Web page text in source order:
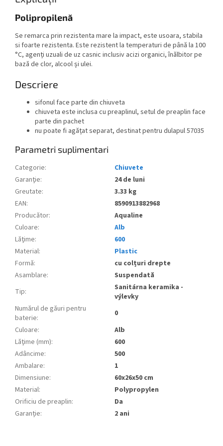
Polipropilenă
Se remarca prin rezistenta mare la impact, este usoara, stabila
si foarte rezistenta. Este rezistent la temperaturi de până la 100
°C, agenți uzuali de uz casnic inclusiv acizi organici, înălbitor pe
bază de clor, alcool și ulei.
Descriere
sifonul face parte din chiuveta
chiuveta este inclusa cu preaplinul, setul de preaplin face
parte din pachet
nu poate fi agățat separat, destinat pentru dulapul 57035
Parametri suplimentari
Categorie:
Chiuvete
Garanţie:
24 de luni
Greutate:
3.33 kg
EAN:
8590913882968
Producător:
Aqualine
Culoare:
Alb
Lăţime:
600
Material:
Plastic
Formă:
cu colțuri drepte
Asamblare:
Suspendată
Tip:
Sanitárna keramika -
výlevky
Numărul de găuri pentru
baterie:
0
Culoare:
Alb
Lăţime (mm):
600
Adâncime:
500
Ambalare:
1
Dimensiune:
60x26x50 cm
Material:
Polypropylen
Orificiu de preaplin:
Da
Garanție: 2 ani